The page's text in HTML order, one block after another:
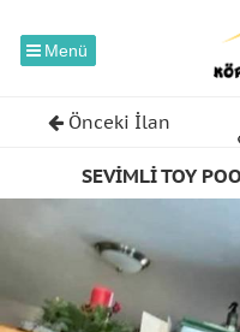
Menü
Önceki İlan
SEVİMLİ TOY